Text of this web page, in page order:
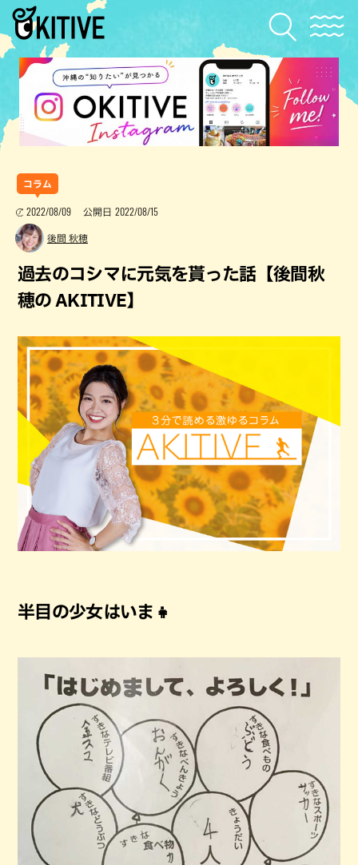
コラム
2022/08/09 公開日 2022/08/15
後間 秋穂
過去のコシマに元気を貰った話【後間秋
穂の AKITIVE】
半目の少女はいま👧